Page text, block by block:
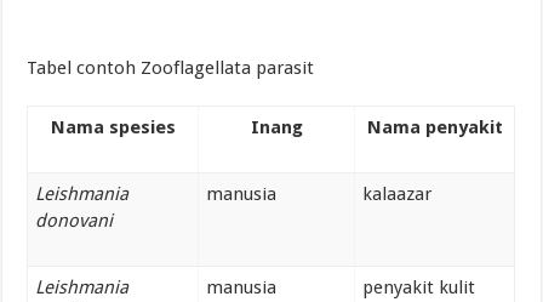
Tabel contoh Zooflagellata parasit
Nama spesies Inang Nama penyakit
Leishmania
donovani
manusia kalaazar
Leishmania
manusia penyakit kulit